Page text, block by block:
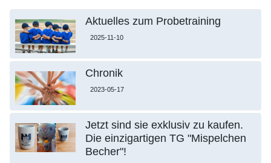
Aktuelles zum Probetraining
2025-11-10
Chronik
2023-05-17
Jetzt sind sie exklusiv zu kaufen.
Die einzigartigen TG "Mispelchen
Becher"!